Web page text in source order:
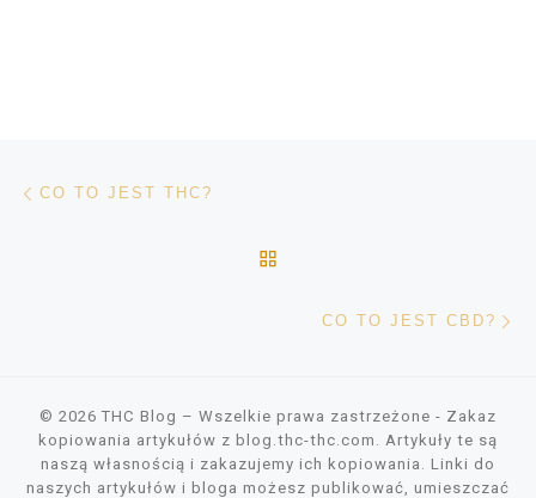
Nawigacja wpisu
CO TO JEST THC?
CO TO JEST CBD?
© 2026THC Blog – Wszelkie prawa zastrzeżone - Zakaz
kopiowania artykułów z blog.thc-thc.com. Artykuły te są
naszą własnością i zakazujemy ich kopiowania. Linki do
naszych artykułów i bloga możesz publikować, umieszczać